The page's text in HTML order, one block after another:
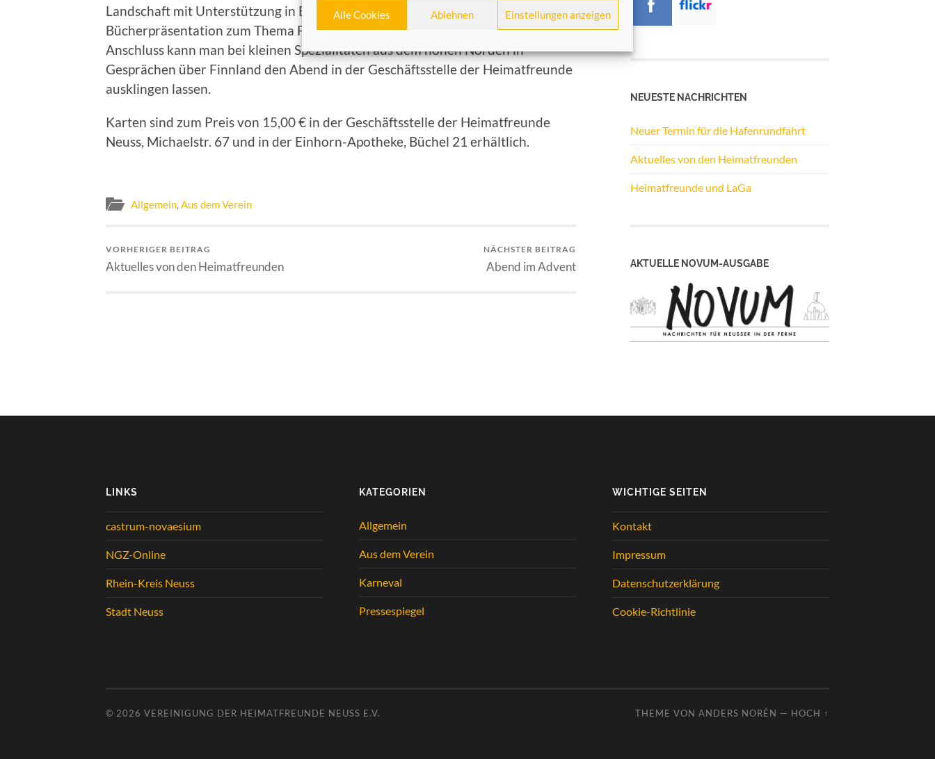
Alle Cookies Ablehnen Einstellungen anzeigen
Landschaft mit Unterstützung in Bild und Ton berichtet. Eine kleine
Bücherpräsentation zum Thema Finnland rundet die Veranstaltung ab. Im
Anschluss kann man bei kleinen Spezialitäten aus dem hohen Norden in
Gesprächen über Finnland den Abend in der Geschäftsstelle der Heimatfreunde
ausklingen lassen.
Karten sind zum Preis von 15,00 € in der Geschäftsstelle der Heimatfreunde
Neuss, Michaelstr. 67 und in der Einhorn-Apotheke, Büchel 21 erhältlich.
Allgemein,Aus dem Verein
VORHERIGER BEITRAG
Aktuelles von den Heimatfreunden
NÄCHSTER BEITRAG
Abend im Advent
NEUESTE NACHRICHTEN
Neuer Termin für die Hafenrundfahrt
Aktuelles von den Heimatfreunden
Heimatfreunde und LaGa
AKTUELLE NOVUM-AUSGABE
LINKS
castrum-novaesium
NGZ-Online
Rhein-Kreis Neuss
Stadt Neuss
KATEGORIEN
Allgemein
Aus dem Verein
Karneval
Pressespiegel
WICHTIGE SEITEN
Kontakt
Impressum
Datenschutzerklärung
Cookie-Richtlinie
© 2026 VEREINIGUNG DER HEIMATFREUNDE NEUSS E.V. THEME VON ANDERS NORÉN — HOCH ↑